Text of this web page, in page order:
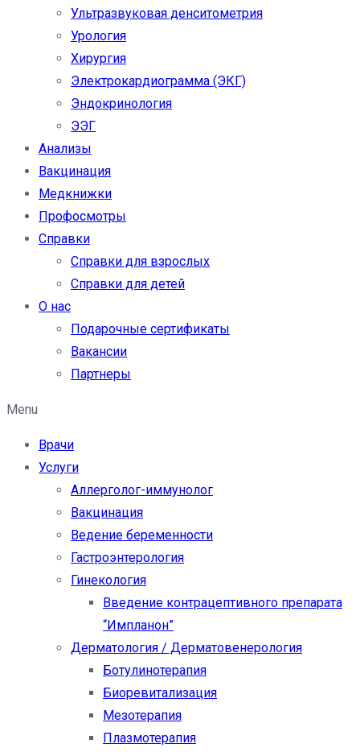
Ультразвуковая денситометрия
Урология
Хирургия
Электрокардиограмма (ЭКГ)
Эндокринология
ЭЭГ
Анализы
Вакцинация
Медкнижки
Профосмотры
Справки
Справки для взрослых
Справки для детей
О нас
Подарочные сертификаты
Вакансии
Партнеры
Menu
Врачи
Услуги
Аллерголог-иммунолог
Вакцинация
Ведение беременности
Гастроэнтерология
Гинекология
Введение контрацептивного препарата
“Импланон”
Дерматология / Дерматовенерология
Ботулинотерапия
Биоревитализация
Мезотерапия
Плазмотерапия